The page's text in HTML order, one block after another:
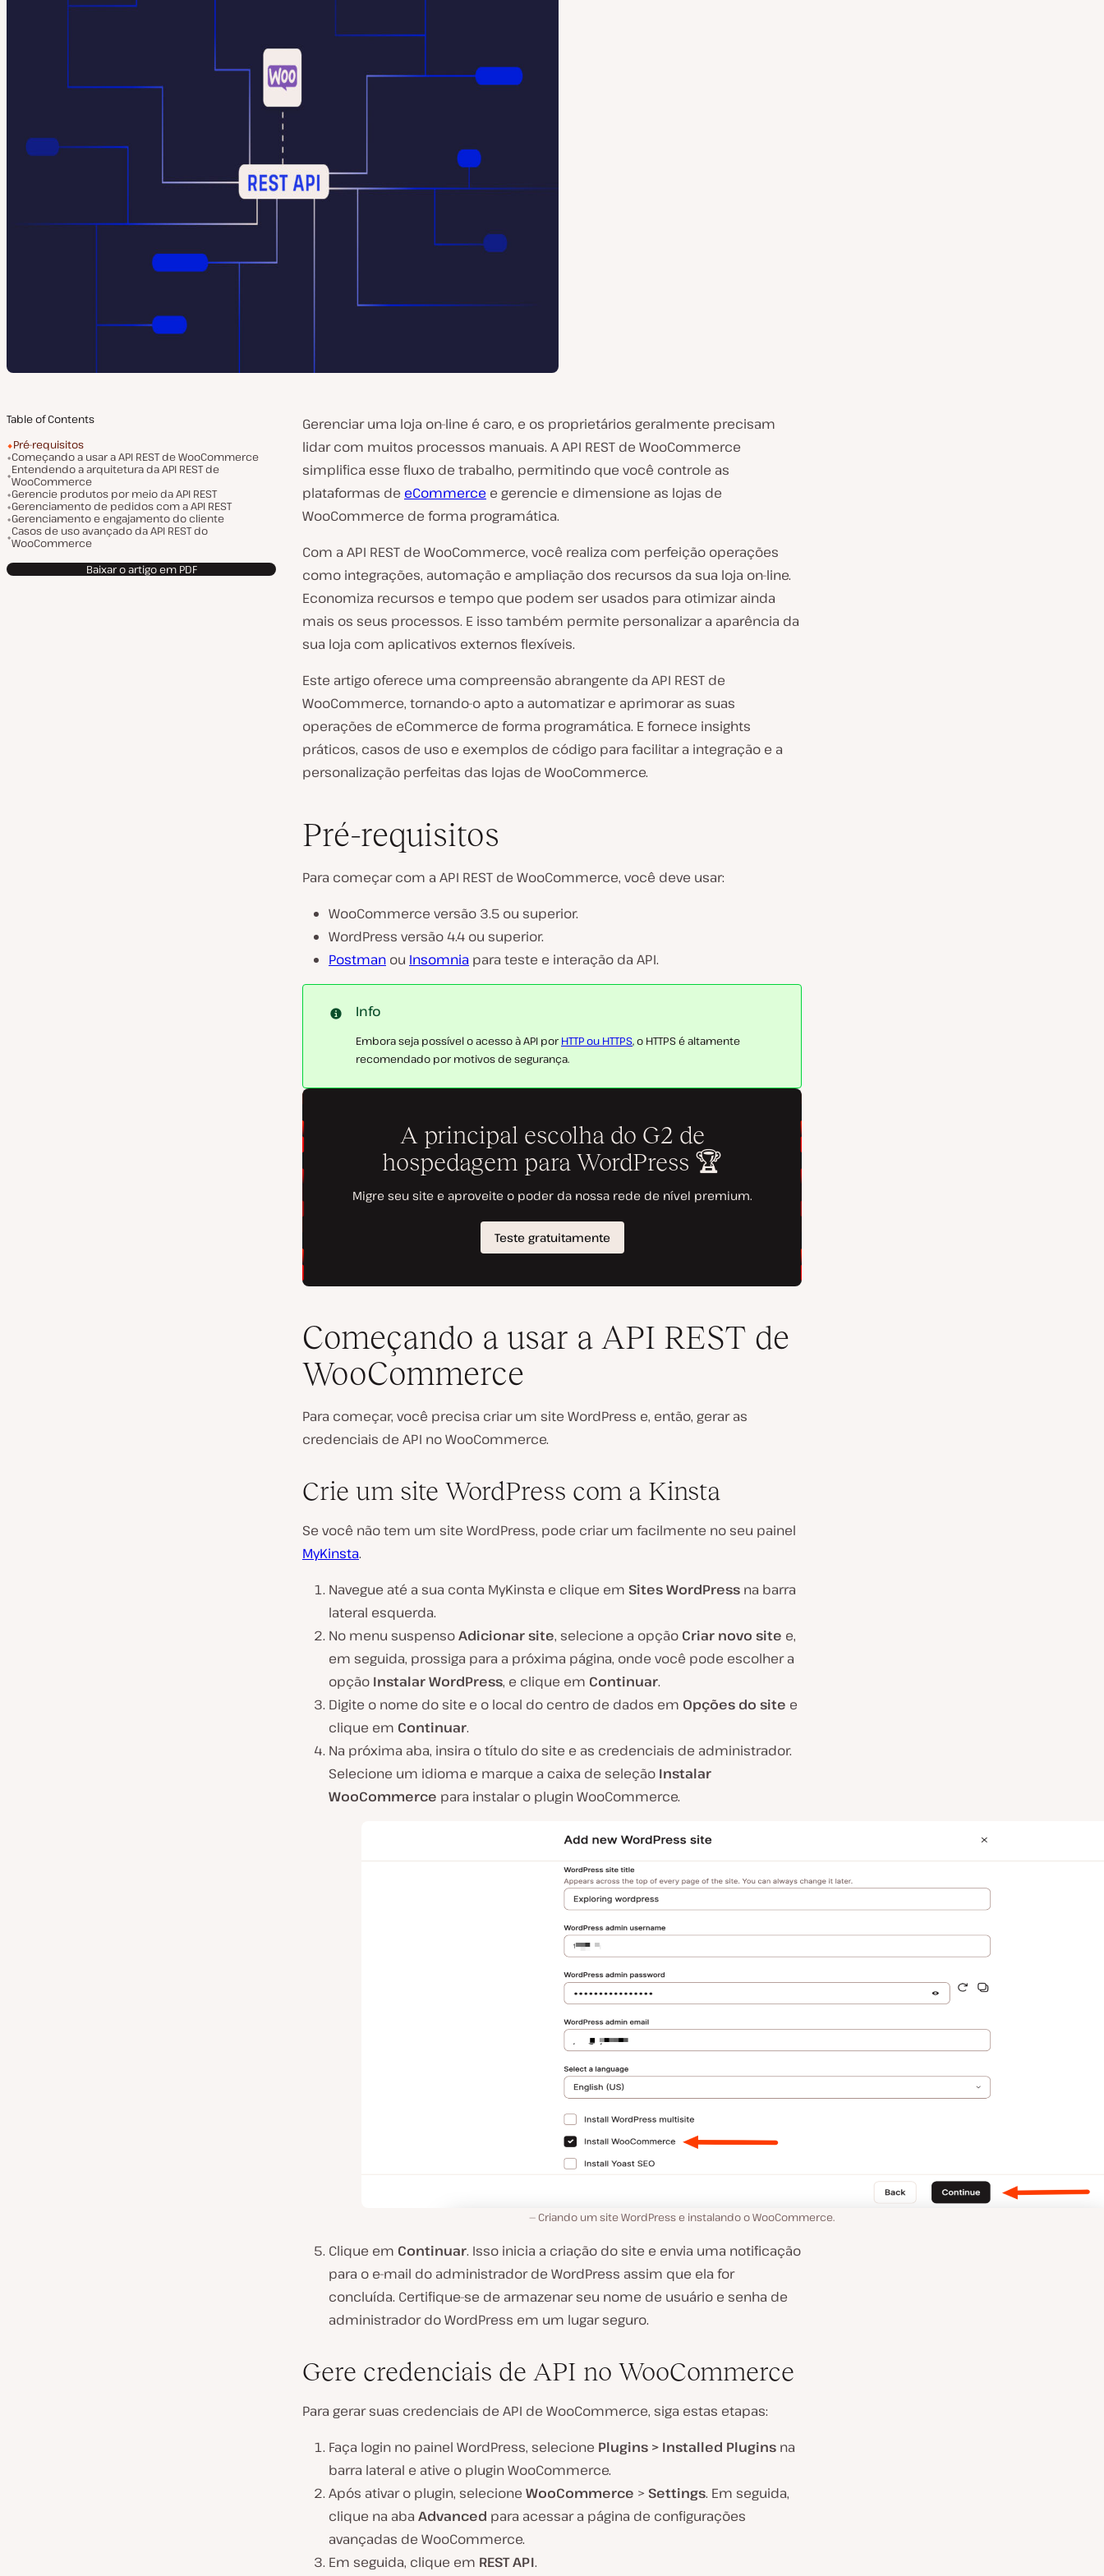
Table of Contents
Pré-requisitos
Começando a usar a API REST de WooCommerce
Entendendo a arquitetura da API REST de
WooCommerce
Gerencie produtos por meio da API REST
Gerenciamento de pedidos com a API REST
Gerenciamento e engajamento do cliente
Casos de uso avançado da API REST do
WooCommerce
Baixar o artigo em PDF
Gerenciar uma loja on-line é caro, e os proprietários geralmente precisam
lidar com muitos processos manuais. A API REST de WooCommerce
simplifica esse fluxo de trabalho, permitindo que você controle as
plataformas de eCommerce e gerencie e dimensione as lojas de
WooCommerce de forma programática.
Com a API REST de WooCommerce, você realiza com perfeição operações
como integrações, automação e ampliação dos recursos da sua loja on-line.
Economiza recursos e tempo que podem ser usados para otimizar ainda
mais os seus processos. E isso também permite personalizar a aparência da
sua loja com aplicativos externos flexíveis.
Este artigo oferece uma compreensão abrangente da API REST de
WooCommerce, tornando-o apto a automatizar e aprimorar as suas
operações de eCommerce de forma programática. E fornece insights
práticos, casos de uso e exemplos de código para facilitar a integração e a
personalização perfeitas das lojas de WooCommerce.
Pré-requisitos
Para começar com a API REST de WooCommerce, você deve usar:
WooCommerce versão 3.5 ou superior.
WordPress versão 4.4 ou superior.
Postman ou Insomnia para teste e interação da API.
Info
Embora seja possível o acesso à API por HTTP ou HTTPS, o HTTPS é altamente
recomendado por motivos de segurança.
Começando a usar a API REST de
WooCommerce
Para começar, você precisa criar um site WordPress e, então, gerar as
credenciais de API no WooCommerce.
Crie um site WordPress com a Kinsta
Se você não tem um site WordPress, pode criar um facilmente no seu painel
MyKinsta.
Navegue até a sua conta MyKinsta e clique em Sites WordPress na barra
lateral esquerda.
No menu suspensoAdicionar site, selecione a opção Criar novo site e,
em seguida, prossiga para a próxima página, onde você pode escolher a
opção Instalar WordPress, e clique em Continuar.
Digite o nome do site e o local do centro de dados em Opções do site e
clique em Continuar.
Na próxima aba, insira o título do site e as credenciais de administrador.
Selecione um idioma e marque a caixa de seleção Instalar
WooCommerce para instalar o plugin WooCommerce.
Criando um site WordPress e instalando o WooCommerce.
Clique em Continuar. Isso inicia a criação do site e envia uma notificação
para o e-mail do administrador de WordPress assim que ela for
concluída. Certifique-se de armazenar seu nome de usuário e senha de
administrador do WordPress em um lugar seguro.
Gere credenciais de API no WooCommerce
Para gerar suas credenciais de API de WooCommerce, siga estas etapas:
Faça login no painel WordPress, selecione Plugins > Installed Plugins na
barra lateral e ative o plugin WooCommerce.
Após ativar o plugin, selecione WooCommerce > Settings. Em seguida,
clique na aba Advanced para acessar a página de configurações
avançadas de WooCommerce.
Em seguida, clique em REST API.